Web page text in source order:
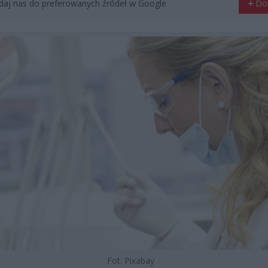
nas do preferowanych źródeł w Google
Fot. Pixabay